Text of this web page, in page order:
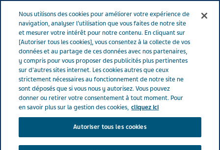
Menu
France Nos Produits
PERINDOPRIL TOSILATE/AMLODIPINE
TEVA® 5mg/5mg (bte de 30)
PERINDOPRIL
TOSILATE/AMLODIPINE
TEVA® 5mg/5mg (bte de
Nous utilisons des cookies pour améliorer votre expérience de
navigation, analyser l’utilisation que vous faites de notre site
et mesurer votre intérêt pour notre contenu. En cliquant sur
[Autoriser tous les cookies], vous consentez à la collecte de vos
données et au partage de ces données avec nos partenaires,
y compris pour vous proposer des publicités plus pertinentes
sur d'autres sites internet. Les cookies autres que ceux
strictement nécessaires au fonctionnement de notre site ne
sont déposés que si vous nous y autorisez. Vous pouvez
donner ou retirer votre consentement à tout moment. Pour
en savoir plus sur la gestion des cookies, cliquez ici
Autoriser tous les cookies